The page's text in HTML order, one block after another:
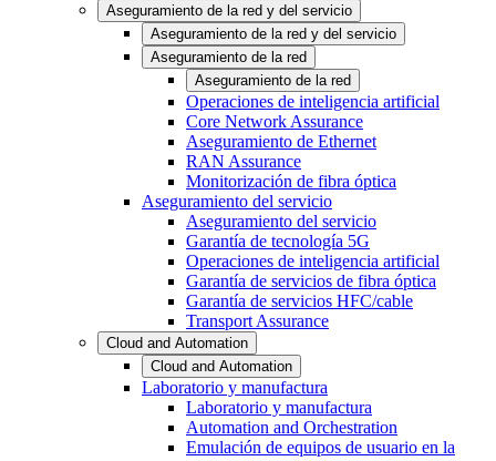
Aseguramiento de la red y del servicio
Aseguramiento de la red y del servicio
Aseguramiento de la red
Aseguramiento de la red
Operaciones de inteligencia artificial
Core Network Assurance
Aseguramiento de Ethernet
RAN Assurance
Monitorización de fibra óptica
Aseguramiento del servicio
Aseguramiento del servicio
Garantía de tecnología 5G
Operaciones de inteligencia artificial
Garantía de servicios de fibra óptica
Garantía de servicios HFC/cable
Transport Assurance
Cloud and Automation
Cloud and Automation
Laboratorio y manufactura
Laboratorio y manufactura
Automation and Orchestration
Emulación de equipos de usuario en la